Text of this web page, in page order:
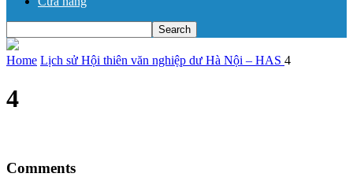
Home Lịch sử Hội thiên văn nghiệp dư Hà Nội – HAS 4
4
Comments